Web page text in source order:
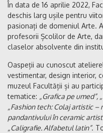
În data de 16 aprilie 2022,
deschis larg ușile pentru
pasionați de domeniul Arte.
profesorii Școlilor de Arte,
claselor absolvente din
Oaspeții au cunoscut
vestimentar, design interior,
muzeul Facultății și au
tematice: „Grafica pe umed”,
„Fashion tech: Colaj artistic –
pandantivului în ceramic
„Caligrafie. Alfabetul latin”.